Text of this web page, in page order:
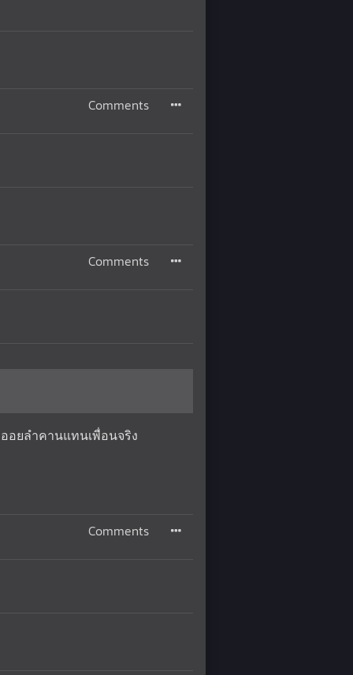
Comments
Comments
อยลำคานแทนเพื่อนจริง
Comments